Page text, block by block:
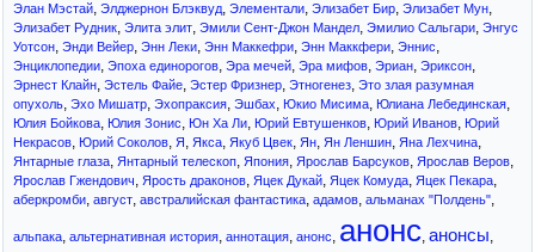
Элан Мэстай, Элджернон Блэквуд, Элементали, Элизабет Бир, Элизабет Мун,
Элизабет Рудник, Элита элит, Эмили Сент-Джон Мандел, Эмилио Сальгари, Энгус
Уотсон, Энди Вейер, Энн Леки, Энн Маккефри, Энн Маккфери, Эннис,
Энциклопедии, Эпоха единорогов, Эра мечей, Эра мифов, Эриан, Эриксон,
Эрнест Клайн, Эстель Файе, Эстер Фризнер, Этногенез, Это злая разумная
опухоль, Эхо Мишатр, Эхопраксия, Эшбах, Юкио Мисима, Юлиана Лебединская,
Юлия Бойкова, Юлия Зонис, Юн Ха Ли, Юрий Евтушенков, Юрий Иванов, Юрий
Некрасов, Юрий Соколов, Я, Якса, Якуб Цвек, Ян, Ян Леншин, Яна Лехчина,
Янтарные глаза, Янтарный телескоп, Япония, Ярослав Барсуков, Ярослав Веров,
Ярослав Гжендович, Ярость драконов, Яцек Дукай, Яцек Комуда, Яцек Пекара,
аберкромби, август, австралийская фантастика, адамов, альманах "Полдень",
альпака, альтернативная история, аннотация, анонc, анонс, анонсы,